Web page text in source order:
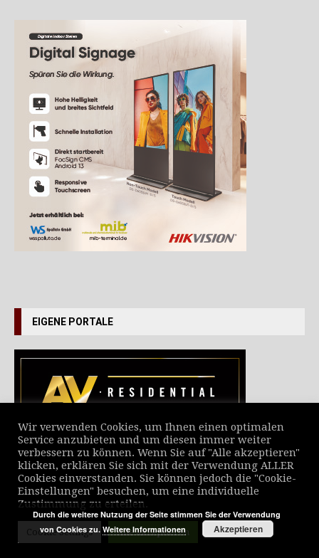
EIGENE PORTALE
VERZEICHNIS ALLER NEWS
Wir verwenden Cookies, um Ihnen einen optimalen
Service anzubieten und um diesen immer weiter
verbessern zu können. Wenn Sie auf "Alle akzeptieren"
klicken, erklären Sie sich mit der Verwendung ALLER
Cookies einverstanden. Sie können jedoch die "Cookie-
Einstellungen" besuchen, um eine individuelle
Zustimmung zu erteilen.
Cookie Settings Alle akzeptieren
Durch die weitere Nutzung der Seite stimmen Sie der Verwendung
von Cookies zu.Weitere Informationen Akzeptieren